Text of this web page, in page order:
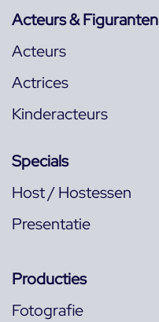
Acteurs & Figuranten
Acteurs
Actrices
Kinderacteurs
Specials
Host / Hostessen
Presentatie
Producties
Fotografie